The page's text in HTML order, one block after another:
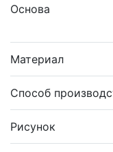
Основа
Материал
Способ
Рисунок